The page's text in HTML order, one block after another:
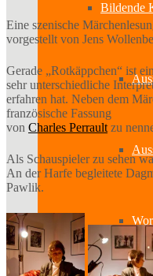
Bildende
Eine szenische
vorgestellt von Jens
Gerade „Rotkäppchen“ ist
sehr unterschiedliche
erfahren hat. Neben dem
französische Fassung
von Charles Perrault zu
Als Schauspieler zu sehen
An der Harfe begleitete
Pawlik.